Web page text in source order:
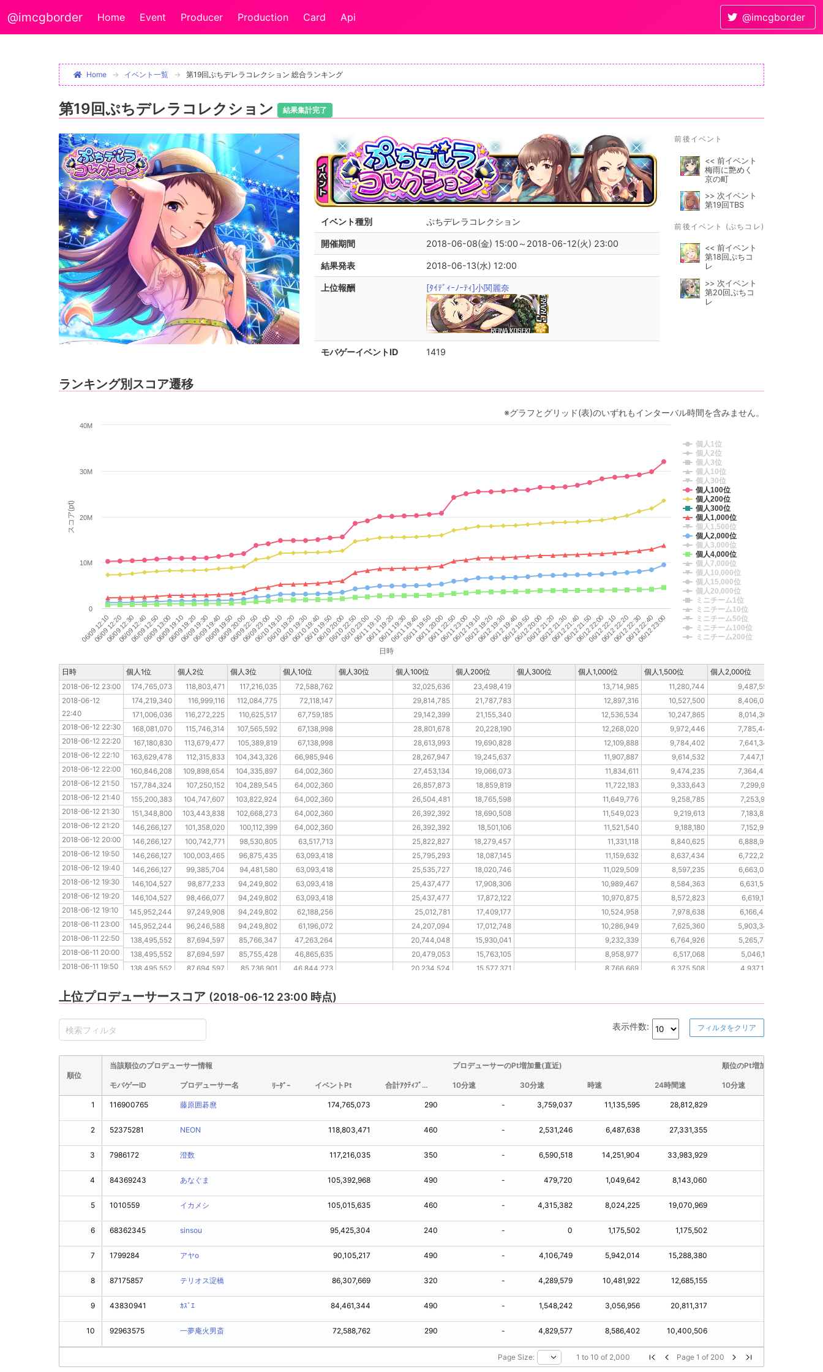
@imcgborder Home Event Producer Production Card Api @imcgborder
Home イベント一覧 第19回ぷちデレラコレクション 総合ランキング
第19回ぷちデレラコレクション 結果集計完了
イベント種別 ぷちデレラコレクション
開催期間 2018-06-08(金) 15:00～2018-06-12(火) 23:00
結果発表 2018-06-13(水) 12:00
上位報酬 [ﾀｲﾃﾞｨｰﾉｰﾃｨ]小関麗奈
モバゲーイベントID 1419
前後イベント
<< 前イベント
梅雨に艶めく
京の町
>> 次イベント
第19回TBS
前後イベント (ぷちコレ)
<< 前イベント
第18回ぷちコ
レ
>> 次イベント
第20回ぷちコ
レ
ランキング別スコア遷移
※グラフとグリッド(表)のいずれもインターバル時間を含みません。
日時
スコア(pt)
個人1位
個人2位
個人3位
個人10位
個人30位
個人100位
個人200位
個人300位
個人1,000位
個人1,500位
個人2,000位
個人3,000位
個人4,000位
個人7,000位
個人10,000位
個人15,000位
個人20,000位
ミニチーム1位
ミニチーム10位
ミニチーム50位
ミニチーム100位
ミニチーム200位
06/09 12:10
06/09 12:20
06/09 12:30
06/09 12:40
06/09 12:50
06/09 13:00
06/09 19:10
06/09 19:20
06/09 19:30
06/09 19:40
06/09 19:50
06/09 20:00
06/09 22:50
06/09 23:00
06/10 19:10
06/10 19:20
06/10 19:30
06/10 19:40
06/10 19:50
06/10 20:00
06/10 22:50
06/10 23:00
06/11 19:10
06/11 19:20
06/11 19:30
06/11 19:40
06/11 19:50
06/11 20:00
06/11 22:50
06/11 23:00
06/12 19:10
06/12 19:20
06/12 19:30
06/12 19:40
06/12 19:50
06/12 20:00
06/12 21:20
06/12 21:30
06/12 21:40
06/12 21:50
06/12 22:00
06/12 22:10
06/12 22:20
06/12 22:30
06/12 22:40
06/12 23:00
0
10M
20M
30M
40M
2018-06-12 23:00 174,765,073 118,803,471 117,216,035 72,588,762 32,025,636 23,498,419 13,714,985 11,280,744 9,487,554
2018-06-12 22:40
174,219,340 116,999,116 112,084,775 72,118,147 29,814,785 21,787,783 12,897,316 10,527,500 8,406,089
2018-06-12 22:30
171,006,036 116,272,225 110,625,517 67,759,185 29,142,399 21,155,340 12,536,534 10,247,865 8,014,304
2018-06-12 22:20
168,081,070 115,746,314 107,565,592 67,138,998 28,801,678 20,228,190 12,268,020 9,972,446 7,785,445
2018-06-12 22:10
167,180,830 113,679,477 105,389,819 67,138,998 28,613,993 19,690,828 12,109,888 9,784,402 7,641,348
2018-06-12 22:00
163,629,478 112,315,833 104,343,326 66,985,946 28,267,947 19,245,637 11,907,887 9,614,532 7,447,176
2018-06-12 21:50
160,846,208 109,898,654 104,335,897 64,002,360 27,453,134 19,066,073 11,834,611 9,474,235 7,364,478
2018-06-12 21:40
157,784,324 107,250,152 104,289,545 64,002,360 26,857,873 18,859,819 11,722,183 9,333,643 7,299,918
2018-06-12 21:30
155,200,383 104,747,607 103,822,924 64,002,360 26,504,481 18,765,598 11,649,776 9,258,785 7,253,919
2018-06-12 21:20
151,348,800 103,443,838 102,668,273 64,002,360 26,392,392 18,690,508 11,549,023 9,219,613 7,183,825
2018-06-12 20:00
146,266,127 101,358,020 100,112,399 64,002,360 26,392,392 18,501,106 11,521,540 9,188,180 7,152,920
2018-06-12 19:50
146,266,127 100,742,771 98,530,805 63,517,713 25,822,827 18,279,457 11,331,118 8,840,625 6,888,966
2018-06-12 19:40
146,266,127 100,003,465 96,875,435 63,093,418 25,795,293 18,087,145 11,159,632 8,637,434 6,722,228
2018-06-12 19:30
146,266,127 99,385,704 94,481,580 63,093,418 25,535,727 18,020,746 11,029,509 8,597,235 6,663,020
2018-06-12 19:20
146,104,527 98,877,233 94,249,802 63,093,418 25,437,477 17,908,306 10,989,467 8,584,363 6,631,565
2018-06-12 19:10
146,104,527 98,466,077 94,249,802 63,093,418 25,437,477 17,872,122 10,970,875 8,572,823 6,619,153
2018-06-11 23:00
145,952,244 97,249,908 94,249,802 62,188,256 25,012,781 17,409,177 10,524,958 7,978,638 6,166,427
2018-06-11 22:50
145,952,244 96,246,588 94,249,802 61,196,072 24,207,094 17,012,748 10,286,949 7,625,360 5,903,346
2018-06-11 20:00
138,495,552 87,694,597 85,766,347 47,263,264 20,744,048 15,930,041 9,232,339 6,764,926 5,265,785
2018-06-11 19:50
138,495,552 87,694,597 85,755,428 46,865,635 20,479,053 15,763,105 8,958,977 6,517,068 5,046,118
2018-06-11 19:40
138,495,552 87,694,597 85,736,901 46,844,273 20,234,524 15,577,371 8,766,669 6,375,508 4,937,133
2018-06-11 19:20
138,495,552 87,694,597 85,401,038 46,465,275
2018-06-10 23:00
8,229,987 5,845,535 4,481,050
2018-06-10 22:50
136,017,546 87,694,597 5,422,108 4,234,991
日時 個人1位 個人2位 個人3位 個人10位 個人30位 個人100位 個人200位 個人300位 個人1,000位 個人1,500位 個人2,000位
2018-06-12 23:00
2018-06-12
22:40
2018-06-12 22:30
2018-06-12 22:20
2018-06-12 22:10
2018-06-12 22:00
2018-06-12 21:50
2018-06-12 21:40
2018-06-12 21:30
2018-06-12 21:20
2018-06-12 20:00
2018-06-12 19:50
2018-06-12 19:40
2018-06-12 19:30
2018-06-12 19:20
2018-06-12 19:10
2018-06-11 23:00
2018-06-11 22:50
2018-06-11 20:00
2018-06-11 19:50
2018-06-11 19:30
2018-06-10 23:00
2018-06-10 20:00
日時
上位プロデューサースコア (2018-06-12 23:00 時点)
表示件数: フィルタをクリア
順位
当該順位のプロデューサー情報 プロデューサーのPt増加量(直近) 順位のPt増加量(直近)
モバゲーID プロデューサー名 ﾘｰﾀﾞｰ イベントPt 合計ｱｸﾃｨﾌﾞ時間(分/観測されたものからの推定値) 10分速 30分速 時速 24時間速 10分速
1
2
3
4
5
6
7
8
9
10
116900765 藤原囲碁麿 174,765,073 290 - 3,759,037 11,135,595 28,812,829
52375281 NEON 118,803,471 460 - 2,531,246 6,487,638 27,331,355
7986172 澄数 117,216,035 350 - 6,590,518 14,251,904 33,983,929
84369243 あなぐま 105,392,968 490 - 479,720 1,049,642 8,143,060
1010559 イカメシ 105,015,635 460 - 4,315,382 8,024,225 19,070,969
68362345 sinsou 95,425,304 240 - 0 1,175,502 1,175,502
1799284 アヤο 90,105,217 490 - 4,106,749 5,942,014 15,288,380
87175857 テリオス淀橋 86,307,669 320 - 4,289,579 10,481,922 12,685,155
43830941 ｶｽﾞｴ 84,461,344 490 - 1,548,242 3,056,956 20,811,317
92963575 一夢庵火男斎 72,588,762 290 - 4,829,577 8,586,402 10,400,506
Page Size: 1 to 10 of 2,000 Page 1 of 200